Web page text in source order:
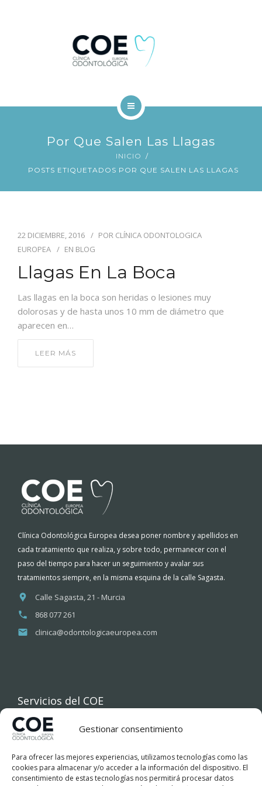
Gestionar consentimiento
Para ofrecer las mejores experiencias, utilizamos tecnologías como las
cookies para almacenar y/o acceder a la información del dispositivo. El
consentimiento de estas tecnologías nos permitirá procesar datos
FINANCIACIÓN
BLOG
Por Que Salen Las Llagas
INICIO
POSTS ETIQUETADOS POR QUE SALEN LAS LLAGAS
22 DICIEMBRE, 2016 POR CLÍNICA ODONTOLOGICA
EUROPEA
EN BLOG
Llagas En La Boca
Las llagas en la boca son heridas o lesiones muy
dolorosas y de hasta unos 10 mm de diámetro que
aparecen en…
LEER MÁS
Clínica Odontológica Europea desea poner nombre y apellidos en
cada tratamiento que realiza, y sobre todo, permanecer con el
paso del tiempo para hacer un seguimiento y avalar sus
tratamientos siempre, en la misma esquina de la calle Sagasta.
Calle Sagasta, 21 - Murcia
868 077 261
clinica@odontologicaeuropea.com
Servicios del COE
INICIO
COE